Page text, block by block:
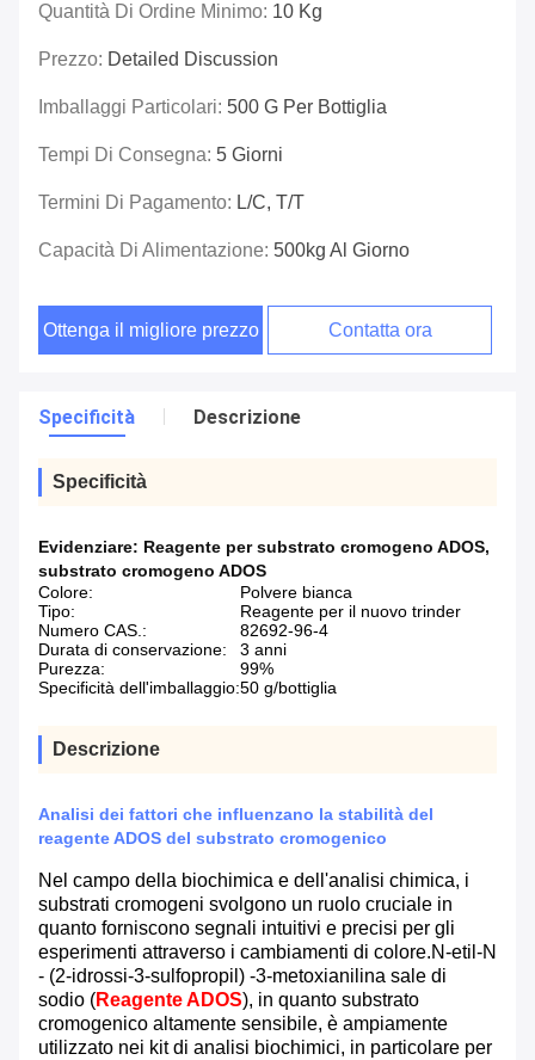
Quantità Di Ordine Minimo: 10 Kg
Prezzo: Detailed Discussion
Imballaggi Particolari: 500 G Per Bottiglia
Tempi Di Consegna: 5 Giorni
Termini Di Pagamento: L/C, T/T
Capacità Di Alimentazione: 500kg Al Giorno
Ottenga il migliore prezzo Contatta ora
Specificità Descrizione
Specificità
Evidenziare: Reagente per substrato cromogeno ADOS,
substrato cromogeno ADOS
Colore:
Polvere bianca
Tipo:
Reagente per il nuovo trinder
Numero CAS.:
82692-96-4
Durata di conservazione:
3 anni
Purezza:
99%
Specificità dell'imballaggio:50 g/bottiglia
Descrizione
Analisi dei fattori che influenzano la stabilità del
reagente ADOS del substrato cromogenico
Nel campo della biochimica e dell'analisi chimica, i
substrati cromogeni svolgono un ruolo cruciale in
quanto forniscono segnali intuitivi e precisi per gli
esperimenti attraverso i cambiamenti di colore.N-etil-N
- (2-idrossi-3-sulfopropil) -3-metoxianilina sale di
sodio (Reagente ADOS), in quanto substrato
cromogenico altamente sensibile, è ampiamente
utilizzato nei kit di analisi biochimici, in particolare per